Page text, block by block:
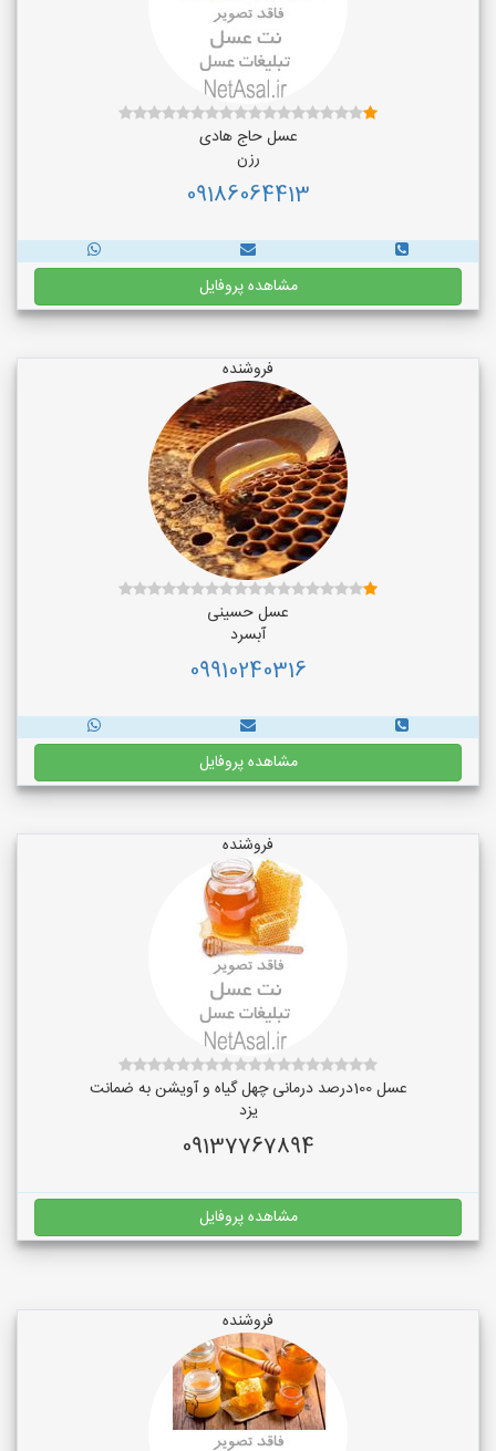
عسل حاج هادی
رزن
09186064413
مشاهده پروفایل
فروشنده
عسل حسینی
آبسرد
09910240316
مشاهده پروفایل
فروشنده
عسل 100درصد درمانی چهل گیاه و آویشن به ضمانت
یزد
09137767894
مشاهده پروفایل
فروشنده